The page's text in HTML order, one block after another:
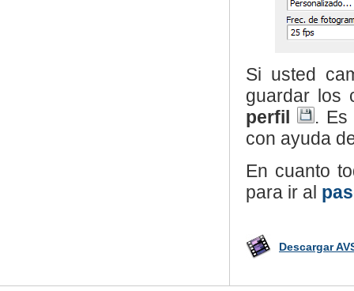
Si usted
guardar los
perfil
. Es
con ayuda
En cuanto
para ir al
Descargar